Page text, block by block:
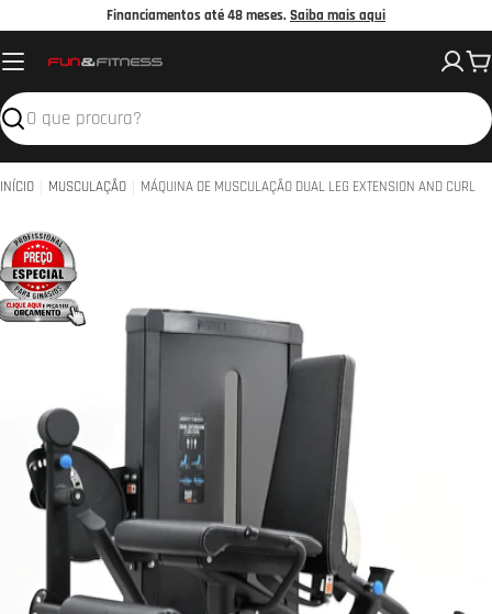
o
conteúdo
Financiamentos até 48 meses.Saiba mais aqui
Pesquisar
INÍCIO MUSCULAÇÃO MÁQUINA DE MUSCULAÇÃO DUAL LEG EXTENSION AND CURL
media 0 em modal